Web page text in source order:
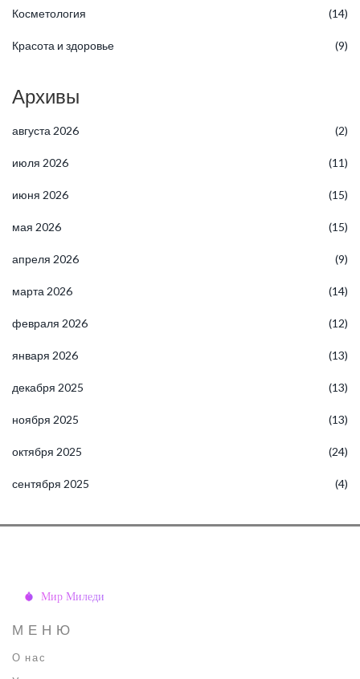
Косметология (14)
Красота и здоровье (9)
Архивы
августа 2026 (2)
июля 2026 (11)
июня 2026 (15)
мая 2026 (15)
апреля 2026 (9)
марта 2026 (14)
февраля 2026 (12)
января 2026 (13)
декабря 2025 (13)
ноября 2025 (13)
октября 2025 (24)
сентября 2025 (4)
МЕНЮ
О нас